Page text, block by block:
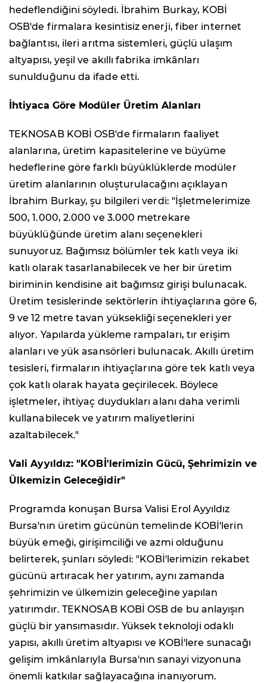
hedeflendiğini söyledi. İbrahim Burkay, KOBİ
OSB'de firmalara kesintisiz enerji, fiber internet
bağlantısı, ileri arıtma sistemleri, güçlü ulaşım
altyapısı, yeşil ve akıllı fabrika imkânları
sunulduğunu da ifade etti.
İhtiyaca Göre Modüler Üretim Alanları
TEKNOSAB KOBİ OSB'de firmaların faaliyet
alanlarına, üretim kapasitelerine ve büyüme
hedeflerine göre farklı büyüklüklerde modüler
üretim alanlarının oluşturulacağını açıklayan
İbrahim Burkay, şu bilgileri verdi: "İşletmelerimize
500, 1.000, 2.000 ve 3.000 metrekare
büyüklüğünde üretim alanı seçenekleri
sunuyoruz. Bağımsız bölümler tek katlı veya iki
katlı olarak tasarlanabilecek ve her bir üretim
biriminin kendisine ait bağımsız girişi bulunacak.
Üretim tesislerinde sektörlerin ihtiyaçlarına göre 6,
9 ve 12 metre tavan yüksekliği seçenekleri yer
alıyor. Yapılarda yükleme rampaları, tır erişim
alanları ve yük asansörleri bulunacak. Akıllı üretim
tesisleri, firmaların ihtiyaçlarına göre tek katlı veya
çok katlı olarak hayata geçirilecek. Böylece
işletmeler, ihtiyaç duydukları alanı daha verimli
kullanabilecek ve yatırım maliyetlerini
azaltabilecek."
Vali Ayyıldız: "KOBİ'lerimizin Gücü, Şehrimizin ve
Ülkemizin Geleceğidir"
Programda konuşan Bursa Valisi Erol Ayyıldız
Bursa'nın üretim gücünün temelinde KOBİ'lerin
büyük emeği, girişimciliği ve azmi olduğunu
belirterek, şunları söyledi: "KOBİ'lerimizin rekabet
gücünü artıracak her yatırım, aynı zamanda
şehrimizin ve ülkemizin geleceğine yapılan
yatırımdır. TEKNOSAB KOBİ OSB de bu anlayışın
güçlü bir yansımasıdır. Yüksek teknoloji odaklı
yapısı, akıllı üretim altyapısı ve KOBİ'lere sunacağı
gelişim imkânlarıyla Bursa'nın sanayi vizyonuna
önemli katkılar sağlayacağına inanıyorum.